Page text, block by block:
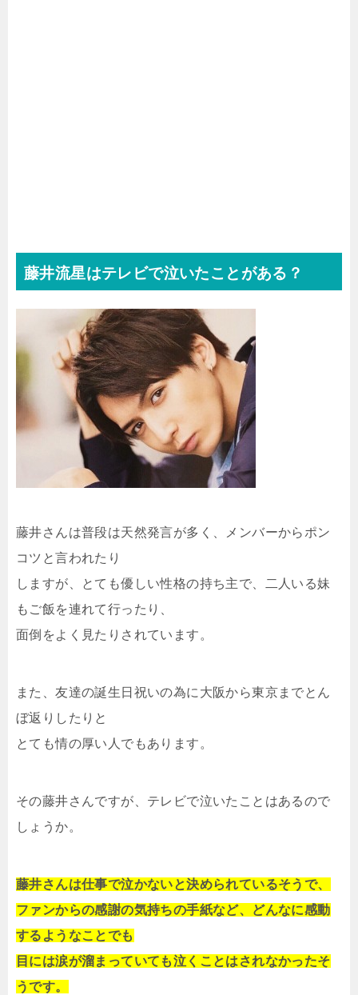
藤井流星はテレビで泣いたことがある？
藤井さんは普段は天然発言が多く、メンバーからポン
コツと言われたり
しますが、とても優しい性格の持ち主で、二人いる妹
もご飯を連れて行ったり、
面倒をよく見たりされています。
また、友達の誕生日祝いの為に大阪から東京までとん
ぼ返りしたりと
とても情の厚い人でもあります。
その藤井さんですが、テレビで泣いたことはあるので
しょうか。
藤井さんは仕事で泣かないと決められているそうで、
ファンからの感謝の気持ちの手紙など、どんなに感動
するようなことでも
目には涙が溜まっていても泣くことはされなかったそ
うです。